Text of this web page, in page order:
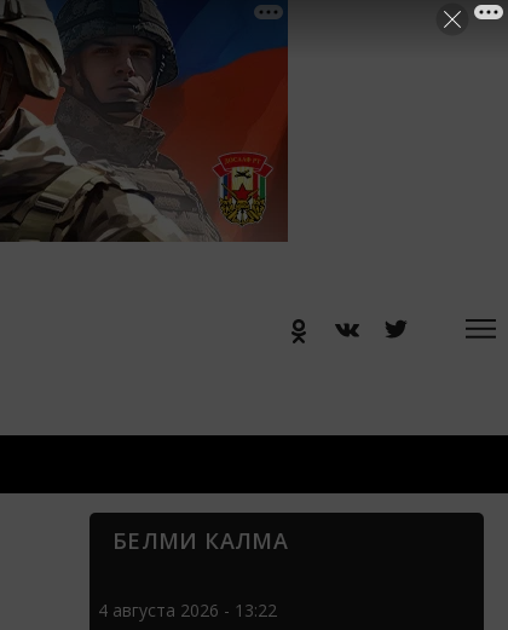
БЕЛМИ КАЛМА
4 августа 2026 - 13:22